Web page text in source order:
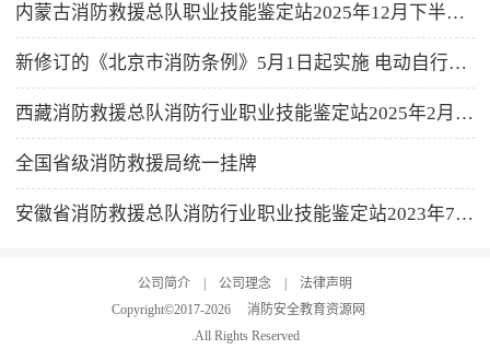
内蒙古消防救援总队职业技能鉴定站2025年12月下半月消防设施操作员职业技能鉴定考试公告
新修订的《北京市消防条例》5月1日起实施 电动自行车及充电电池禁止进电梯
西藏消防救援总队消防行业职业技能鉴定站2025年2月消防设施操作员职业技能鉴定公告
全国省级消防救援局统一挂牌
安徽省消防救援总队消防行业职业技能鉴定站2023年7月鉴定计划公告
公司简介 公司理念
法律声明
Copyright©2017-2026
消防安全教育资源网
.All Rights Reserved